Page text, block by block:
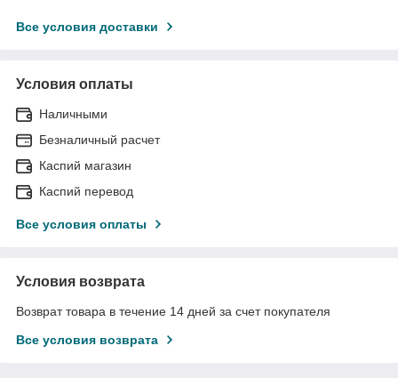
Все условия доставки
Условия оплаты
Наличными
Безналичный расчет
Каспий магазин
Каспий перевод
Все условия оплаты
Условия возврата
Возврат товара в течение 14 дней за счет покупателя
Все условия возврата